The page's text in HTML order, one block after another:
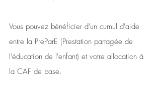
Vous pouvez bénéficier d'un cumul d'aide
entre la PreParE (Prestation partagée de
l'éducation de l'enfant) et votre allocation à
la CAF de base.